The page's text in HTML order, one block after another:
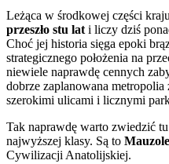
Leżąca w środkowej części
przeszło stu lat i liczy dziś
Choć jej historia sięga epoki
strategicznego położenia na
niewiele naprawdę cennych
dobrze zaplanowana
szerokimi ulicami i licznymi
Tak naprawdę warto zwiedzić
najwyższej klasy. Są to
Cywilizacji Anatolijskiej.